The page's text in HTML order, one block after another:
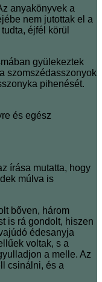
anyakönyvek a
nem jutottak el a
éjfél körül
gyülekeztek
szomszédasszonyok
pihenését.
és egész
írása mutatta, hogy
múlva is
bőven, három
is rá gondolt, hiszen
édesanyja
voltak, s a
a melle. Az
csinálni, és a